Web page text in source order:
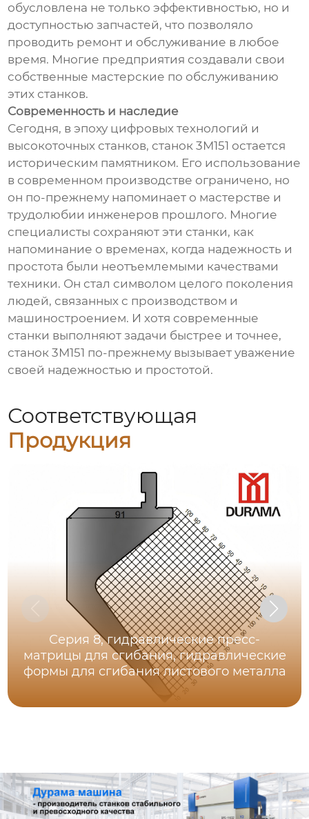
обусловлена не только эффективностью, но и
доступностью запчастей, что позволяло
проводить ремонт и обслуживание в любое
время. Многие предприятия создавали свои
собственные мастерские по обслуживанию
этих станков.
Современность и наследие
Сегодня, в эпоху цифровых технологий и
высокоточных станков, станок 3М151 остается
историческим памятником. Его использование
в современном производстве ограничено, но
он по-прежнему напоминает о мастерстве и
трудолюбии инженеров прошлого. Многие
специалисты сохраняют эти станки, как
напоминание о временах, когда надежность и
простота были неотъемлемыми качествами
техники. Он стал символом целого поколения
людей, связанных с производством и
машиностроением. И хотя современные
станки выполняют задачи быстрее и точнее,
станок 3М151 по-прежнему вызывает уважение
своей надежностью и простотой.
Соответствующая
Продукция
Серия 8, гидравлические пресс-
матрицы для сгибания, гидравлические
формы для сгибания листового металла